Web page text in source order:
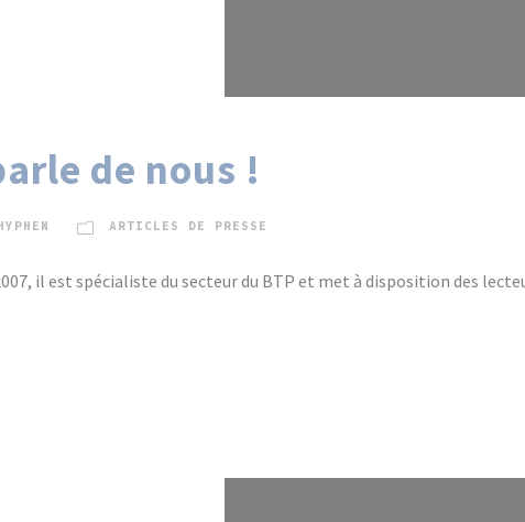
de nous !
ARTICLES DE PRESSE
il est spécialiste du secteur du BTP et met à disposition des